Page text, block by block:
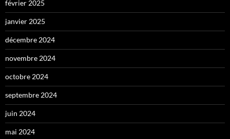
février 2025
janvier 2025
décembre 2024
novembre 2024
octobre 2024
septembre 2024
juin 2024
mai 2024